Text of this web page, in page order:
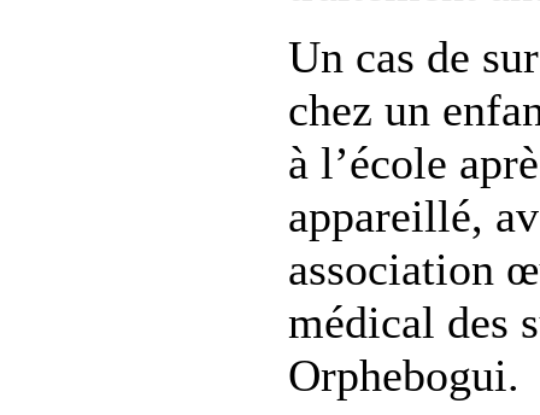
Un cas de
chez un
à l’école
appareillé,
association
médical des
Orphebogui.